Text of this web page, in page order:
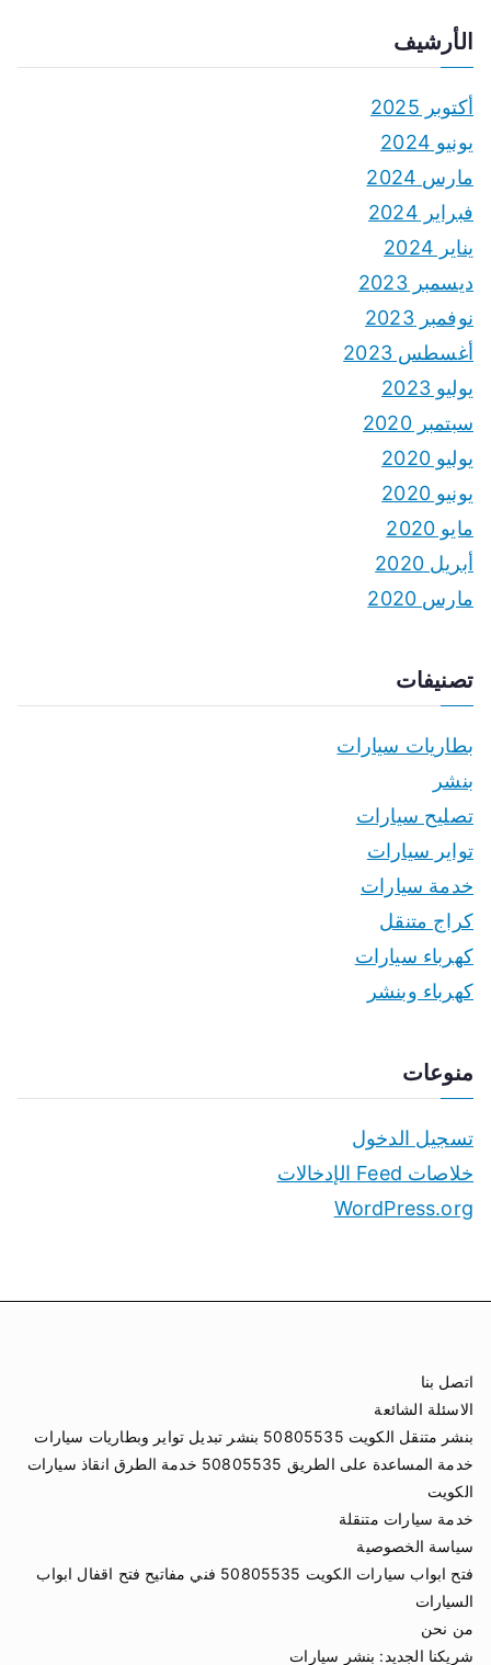
الأرشيف
أكتوبر 2025
يونيو 2024
مارس 2024
فبراير 2024
يناير 2024
ديسمبر 2023
نوفمبر 2023
أغسطس 2023
يوليو 2023
سبتمبر 2020
يوليو 2020
يونيو 2020
مايو 2020
أبريل 2020
مارس 2020
تصنيفات
بطاريات سيارات
بنشر
تصليح سيارات
تواير سيارات
خدمة سيارات
كراج متنقل
كهرباء سيارات
كهرباء وبنشر
منوعات
تسجيل الدخول
خلاصات Feed الإدخالات
WordPress.org
اتصل بنا
الاسئلة الشائعة
بنشر متنقل الكويت 50805535 بنشر تبديل تواير وبطاريات سيارات
خدمة المساعدة على الطريق 50805535 خدمة الطرق انقاذ سيارات
الكويت
خدمة سيارات متنقلة
سياسة الخصوصية
فتح ابواب سيارات الكويت 50805535 فني مفاتيح فتح اقفال ابواب
السيارات
من نحن
شريكنا الجديد: بنشر سيارات